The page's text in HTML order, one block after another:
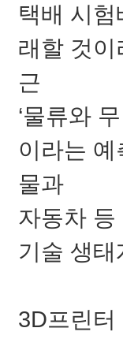
택배 시
래할 것
근
‘물류와
이라는
물과
자동차
기술 생
3D프린